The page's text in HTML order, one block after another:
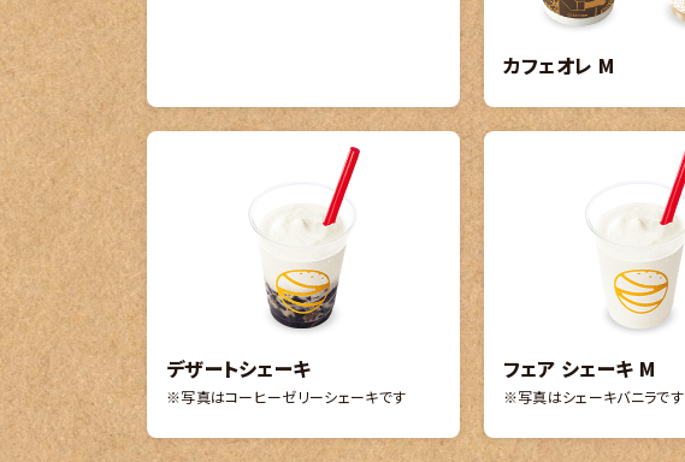
カフェオレ M
デザートシェーキ
※写真はコーヒーゼリーシェーキです
フェア シェーキ M
※写真はシェーキバニラです